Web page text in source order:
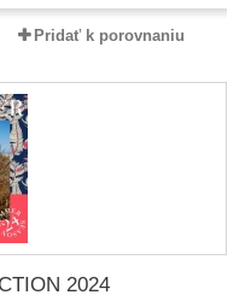
Pridať k porovnaniu
2024